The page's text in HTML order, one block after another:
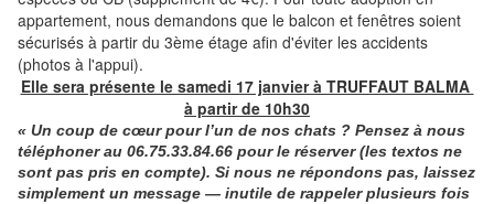
appartement, nous demandons que le balcon et fenêtres soient
sécurisés à partir du 3ème étage afin d'éviter les accidents
(photos à l'appui).
Elle sera présente le samedi 17 janvier à TRUFFAUT BALMA
à partir de 10h30
« Un coup de cœur pour l’un de nos chats ? Pensez à nous
téléphonerau 06.75.33.84.66 pour le réserver (les textos ne
sont pas pris en compte). Si nous ne répondons pas, laissez
simplement un message — inutile de rappeler plusieurs fois